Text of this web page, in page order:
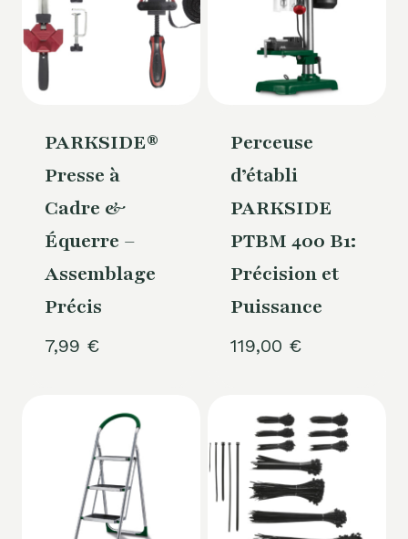
PARKSIDE®
Presse à
Cadre &
Équerre –
Assemblage
Précis
7,99 €
Perceuse
d’établi
PARKSIDE
PTBM 400 B1:
Précision et
Puissance
119,00 €